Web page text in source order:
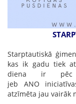
Starptautiskā
kas ik gadu tiek
diena ir pēc
jeb ANO
atzīmēta jau vairāk